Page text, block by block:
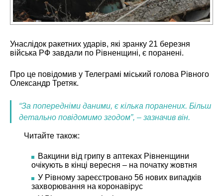
Унаслідок ракетних ударів, які зранку 21 березня
війська РФ завдали по Рівненщині, є поранені.
Про це повідомив у Телеграмі міський голова Рівного
Олександр Третяк.
“За попередніми даними, є кілька поранених. Більш
детально повідомимо згодом”, – зазначив він.
Читайте також:
Вакцини від грипу в аптеках Рівненщини
очікують в кінці вересня – на початку жовтня
У Рівному зареєстровано 56 нових випадків
захворювання на коронавірус